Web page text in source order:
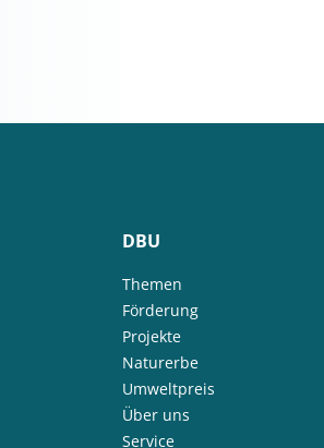
DBU
Themen
Förderung
Projekte
Naturerbe
Umweltpreis
Über uns
Service